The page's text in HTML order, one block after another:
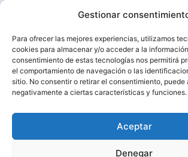
Gestionar
Para ofrecer las mejores experiencias, utilizamos
cookies para almacenar y/o acceder a la
consentimiento de estas tecnologías nos permitirá
el comportamiento de navegación o las
sitio. No consentir o retirar el consentimiento, puede
negativamente a ciertas características y funciones.
Aceptar
Denegar
DESPACHO MIEMBRO DE
INTERNATIONAL LAWYERS NETWORK